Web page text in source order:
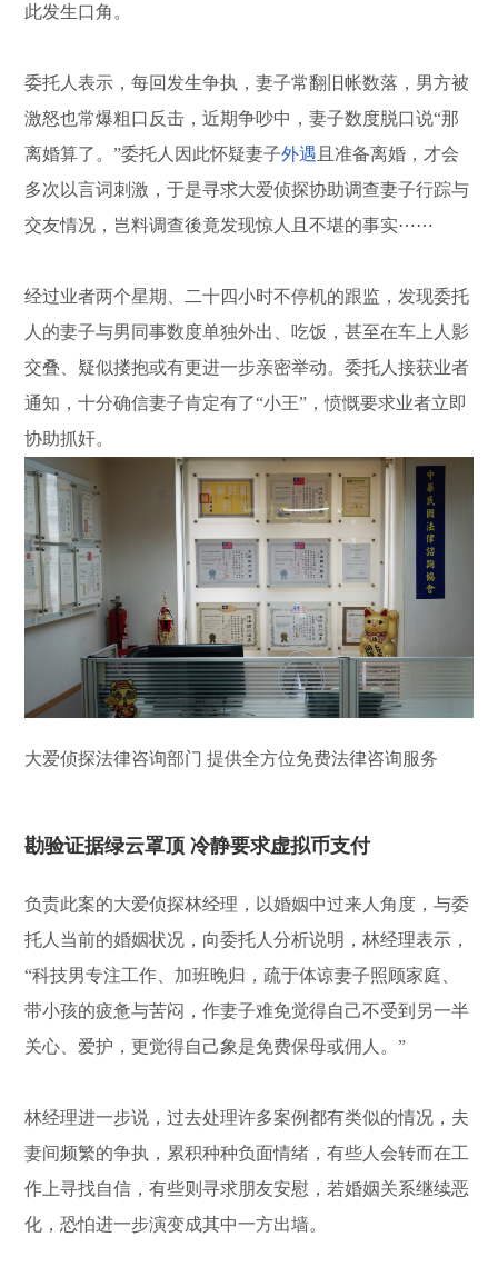
此发生口角。
委托人表示，每回发生争执，妻子常翻旧帐数落，男方被
激怒也常爆粗口反击，近期争吵中，妻子数度脱口说“那
离婚算了。”委托人因此怀疑妻子外遇 且准备离婚，才会
多次以言词刺激，于是寻求大爱侦探协助调查妻子行踪与
交友情况，岂料调查後竟发现惊人且不堪的事实⋯⋯
经过业者两个星期、二十四小时不停机的跟监，发现委托
人的妻子与男同事数度单独外出、吃饭，甚至在车上人影
交叠、疑似搂抱或有更进一步亲密举动。委托人接获业者
通知，十分确信妻子肯定有了“小王”，愤慨要求业者立即
协助抓奸。
大爱侦探法律咨询部门 提供全方位免费法律咨询服务
勘验证据绿云罩顶 冷静要求虚拟币支付
负责此案的大爱侦探林经理，以婚姻中过来人角度，与委
托人当前的婚姻状况，向委托人分析说明，林经理表示，
“科技男专注工作、加班晚归，疏于体谅妻子照顾家庭、
带小孩的疲惫与苦闷，作妻子难免觉得自己不受到另一半
关心、爱护，更觉得自己象是免费保母或佣人。”
林经理进一步说，过去处理许多案例都有类似的情况，夫
妻间频繁的争执，累积种种负面情绪，有些人会转而在工
作上寻找自信，有些则寻求朋友安慰，若婚姻关系继续恶
化，恐怕进一步演变成其中一方出墙。